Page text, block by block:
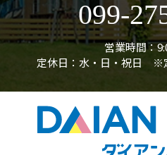
099-
営業時間：
定休日：水・日・祝日 ※